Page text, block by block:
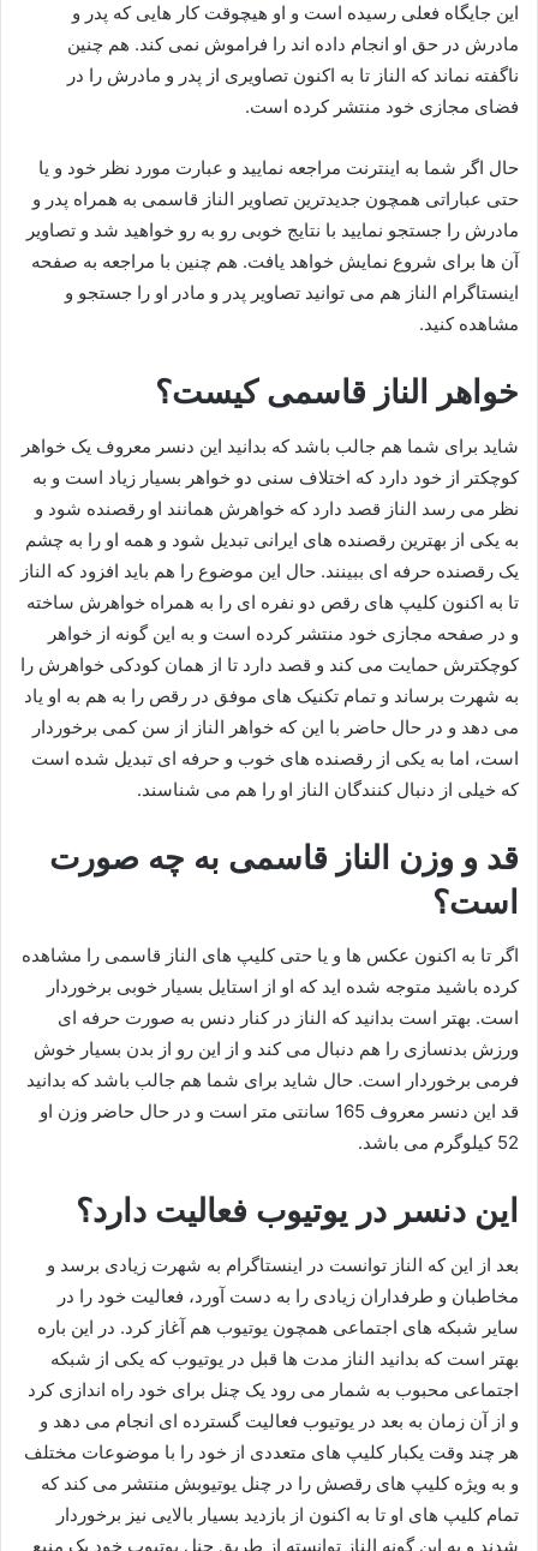
این جایگاه فعلی رسیده است و او هیچوقت کار هایی که پدر و
مادرش در حق او انجام داده اند را فراموش نمی‌ کند. هم چنین
ناگفته نماند که الناز تا به اکنون تصاویری از پدر و مادرش را در
فضای مجازی خود منتشر کرده است.
حال اگر شما به اینترنت مراجعه نمایید و عبارت مورد نظر خود و یا
حتی عباراتی همچون جدیدترین تصاویر الناز قاسمی به همراه پدر و
مادرش را جستجو نمایید با نتایج خوبی رو به رو خواهید شد و تصاویر
آن ها برای شروع نمایش خواهد یافت. هم چنین با مراجعه به صفحه
اینستاگرام الناز هم می‌ توانید تصاویر پدر و مادر او را جستجو و
مشاهده کنید.
خواهر الناز قاسمی کیست؟
شاید برای شما هم جالب باشد که بدانید این دنسر معروف یک خواهر
کوچکتر از خود دارد که اختلاف سنی دو خواهر بسیار زیاد است و به
نظر می‌ رسد الناز قصد دارد که خواهرش همانند او رقصنده شود و
به یکی از بهترین رقصنده های ایرانی تبدیل شود و همه او را به چشم
یک رقصنده حرفه‌ ای ببینند. حال این موضوع را هم باید افزود که الناز
تا به اکنون کلیپ های رقص دو نفره ای را به همراه خواهرش ساخته
و در صفحه مجازی خود منتشر کرده است و به این گونه از خواهر
کوچکترش حمایت می‌ کند و قصد دارد تا از همان کودکی خواهرش را
به شهرت برساند و تمام تکنیک های موفق در رقص را به هم به او یاد
می‌ دهد و در حال حاضر با این که خواهر الناز از سن کمی برخوردار
است، اما به یکی از رقصنده های خوب و حرفه ای تبدیل شده است
که خیلی از دنبال کنندگان الناز او را هم می شناسند.
قد و وزن الناز قاسمی به چه صورت
است؟
اگر تا به اکنون عکس ها و یا حتی کلیپ های الناز قاسمی را مشاهده
کرده باشید متوجه شده اید که او از استایل بسیار خوبی برخوردار
است. بهتر است بدانید که الناز در کنار دنس به صورت حرفه‌ ای
ورزش بدنسازی را هم دنبال می‌ کند و از این رو از بدن بسیار خوش
فرمی برخوردار است. حال شاید برای شما هم جالب باشد که بدانید
قد این دنسر معروف 165 سانتی متر است و در حال حاضر وزن او
52 کیلوگرم می باشد.
این دنسر در یوتیوب فعالیت دارد؟
بعد از این که الناز توانست در اینستاگرام به شهرت زیادی برسد و
مخاطبان و طرفداران زیادی را به دست آورد، فعالیت خود را در
سایر شبکه های اجتماعی همچون یوتیوب هم آغاز کرد. در این باره
بهتر است که بدانید الناز مدت ها قبل در یوتیوب که یکی از شبکه
اجتماعی محبوب به شمار می‌ رود یک چنل برای خود راه اندازی کرد
و از آن زمان به بعد در یوتیوب فعالیت گسترده ای انجام می دهد و
هر چند وقت یکبار کلیپ های متعددی از خود را با موضوعات مختلف
و به ویژه کلیپ های رقصش را در چنل یوتیوبش منتشر می‌ کند که
تمام کلیپ های او تا به اکنون از بازدید بسیار بالایی نیز برخوردار
شدند و به این گونه الناز توانسته از طریق چنل یوتیوب خود یک منبع